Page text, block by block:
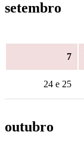
setembro
7
24 e 25
outubro